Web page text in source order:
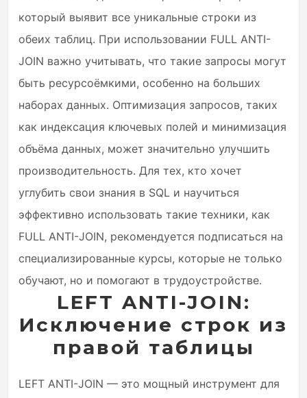
который выявит все уникальные строки из
обеих таблиц. При использовании FULL ANTI-
JOIN важно учитывать, что такие запросы могут
быть ресурсоёмкими, особенно на больших
наборах данных. Оптимизация запросов, таких
как индексация ключевых полей и минимизация
объёма данных, может значительно улучшить
производительность. Для тех, кто хочет
углубить свои знания в SQL и научиться
эффективно использовать такие техники, как
FULL ANTI-JOIN, рекомендуется подписаться на
специализированные курсы, которые не только
обучают, но и помогают в трудоустройстве.
LEFT ANTI-JOIN:
Исключение строк из
правой таблицы
LEFT ANTI-JOIN — это мощный инструмент для